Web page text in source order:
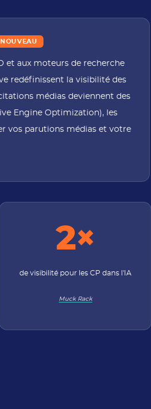
NOUVEAU
et aux moteurs de recherche
redéfinissent la visibilité des
médias deviennent des
Engine Optimization), les
vos parutions médias et votre
2×
de visibilité pour les CP dans l'IA
Muck Rack